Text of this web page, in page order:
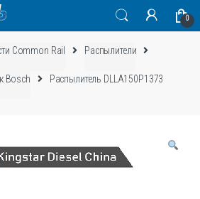
0
Common Rail Распылители
Bosch Распылитель DLLA150P1373